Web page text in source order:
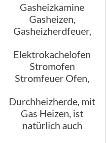
Heizherde, Heizofen
Gasheizkamine
Gasheizen,
Gasheizherdfeuer,
Elektrokachelofen
Stromofen
Stromfeuer Ofen,
Durchheizherde, mit
Gas Heizen, ist
natürlich auch